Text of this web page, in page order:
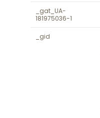
_gat_UA-
181975036-1
_gid